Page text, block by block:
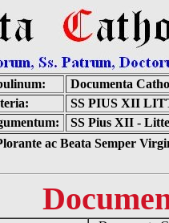
Documenta
SS PIUS XII
SS Pius XII -
ac Beata Semper